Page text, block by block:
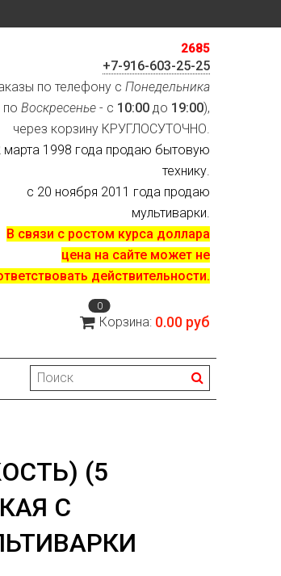
2685
+7-916-603-25-25
по телефону с Понедельника
по Воскресенье - с 10:00 до 19:00),
через корзину КРУГЛОСУТОЧНО.
марта 1998 года продаю бытовую
технику.
с 20 ноября 2011 года продаю
мультиварки.
В связи с ростом курса доллара
цена на сайте может не
действительности.
0
Корзина: 0.00 руб
(5
С